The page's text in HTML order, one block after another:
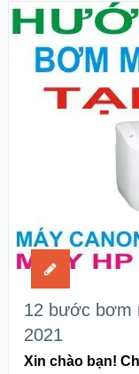
12 bước bơm
2021
Xin chào bạn!